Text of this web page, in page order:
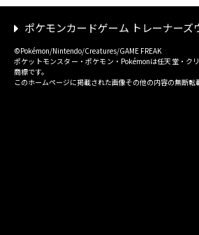
ポケモンカードゲーム トレーナーズ
©Pokémon/Nintendo/Creatures/GAME FREAK
ポケットモンスター・ポケモン・Pokémonは任天堂・ク
商標です。
このホームページに掲載された画像その他の内容の無断転